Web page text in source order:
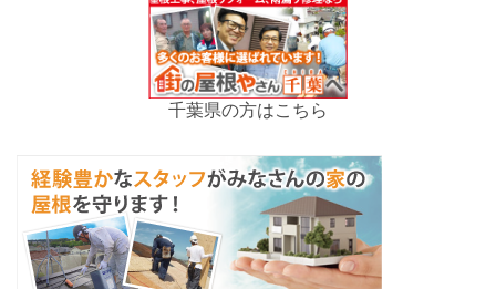
千葉県の方はこちら